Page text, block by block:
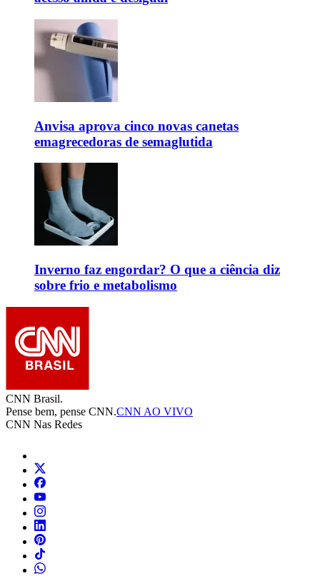
Anvisa aprova cinco novas canetas
emagrecedoras de semaglutida
Inverno faz engordar? O que a ciência diz
sobre frio e metabolismo
CNN Brasil.
Pense bem, pense CNN.CNN AO VIVO
CNN Nas Redes